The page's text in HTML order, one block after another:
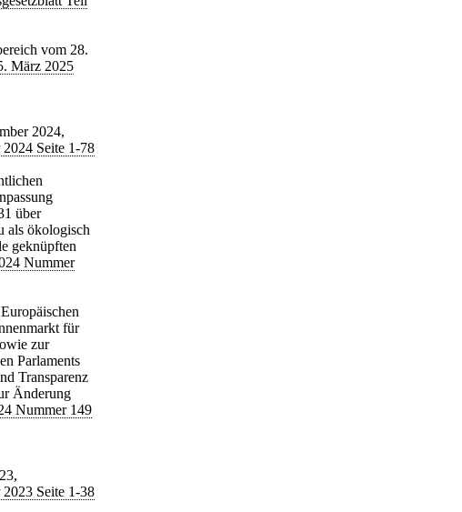
vom 28.
März 2025
2024,
Seite 1-78
über
als ökologisch
geknüpften
Nummer
für
zur
Parlaments
Transparenz
Änderung
Nummer 149
Seite 1-38